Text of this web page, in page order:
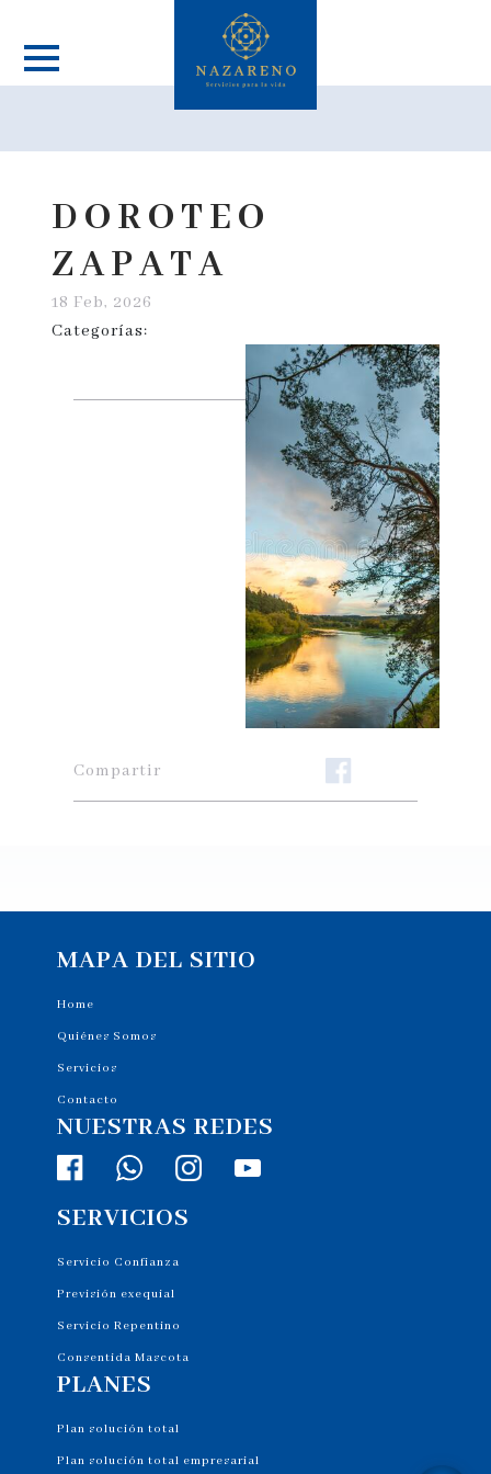
DOROTEO
ZAPATA
18 Feb, 2026
Categorías:
Compartir
MAPA DEL SITIO
Home
Quiénes Somos
Servicios
Contacto
NUESTRAS REDES
SERVICIOS
Servicio Confianza
Previsión exequial
Servicio Repentino
Consentida Mascota
PLANES
Plan solución total
Plan solución total empresarial